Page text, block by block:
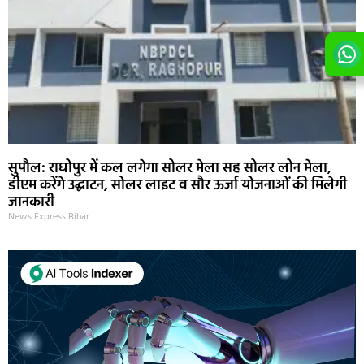
सुपौल: राघोपुर में कल लगेगा सोलर मेला सह सोलर लोन मेला,
डीएम करेंगे उद्घाटन, सोलर लाइट व सौर ऊर्जा योजनाओं की मिलेगी
जानकारी
News Express Bihar